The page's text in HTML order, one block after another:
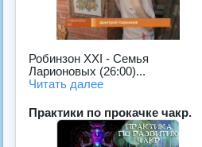
Робинзон ХХI - Семья
Ларионовых (26:00)...
Читать далее
Практики по прокачке чакр.